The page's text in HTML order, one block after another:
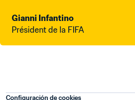
Gianni Infantino
Président de la FIFA
Configuración de cookies